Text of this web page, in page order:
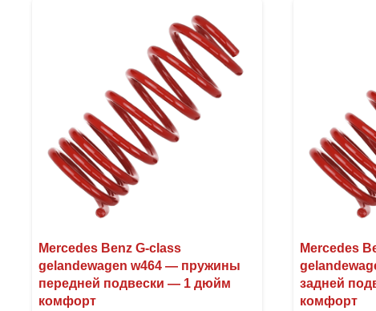
Mercedes Benz G-class
gelandewagen w464 — пружины
передней подвески — 1 дюйм
комфорт
Mercedes
задней
комфорт